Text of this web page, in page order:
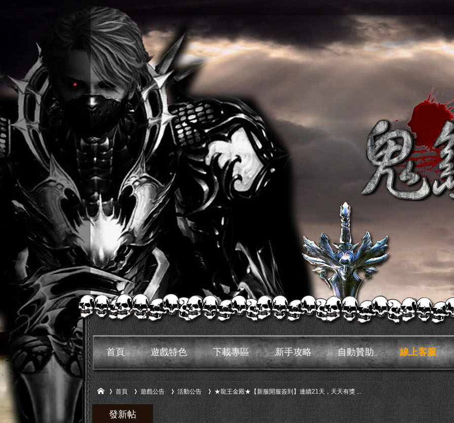
首頁 遊戲特色 下載專區 新手攻略 自動贊助 線上客服
首頁 遊戲公告 活動公告 ★龍王金殿★【新服開服簽到】連續21天，天天有獎 ...
發新帖